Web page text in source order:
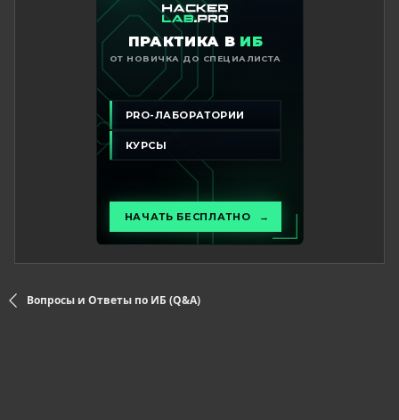
Вопросы и Ответы по ИБ (Q&A)